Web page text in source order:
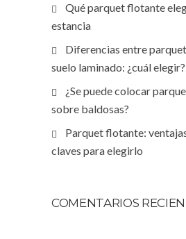
Qué parquet flotante
estancia
Diferencias entre
suelo laminado: ¿cuál elegir?
¿Se puede colocar
sobre baldosas?
Parquet flotante:
claves para elegirlo
COMENTARIOS